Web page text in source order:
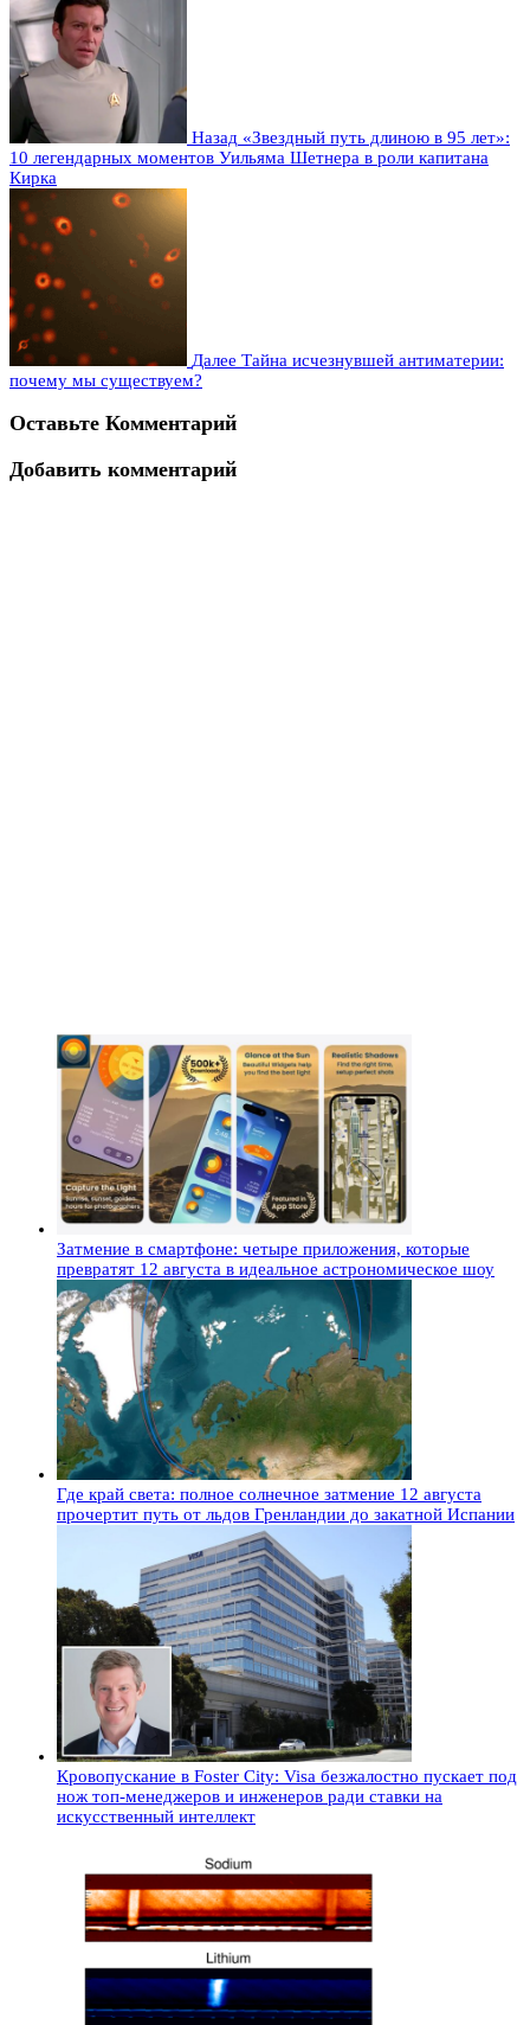
Назад «Звездный путь длиною в 95 лет»:
10 легендарных моментов Уильяма Шетнера в роли капитана
Кирка
Далее Тайна исчезнувшей антиматерии:
почему мы существуем?
Оставьте Комментарий
Добавить комментарий
Затмение в смартфоне: четыре приложения, которые
превратят 12 августа в идеальное астрономическое шоу
Где край света: полное солнечное затмение 12 августа
прочертит путь от льдов Гренландии до закатной Испании
Кровопускание в Foster City: Visa безжалостно пускает под
нож топ-менеджеров и инженеров ради ставки на
искусственный интеллект